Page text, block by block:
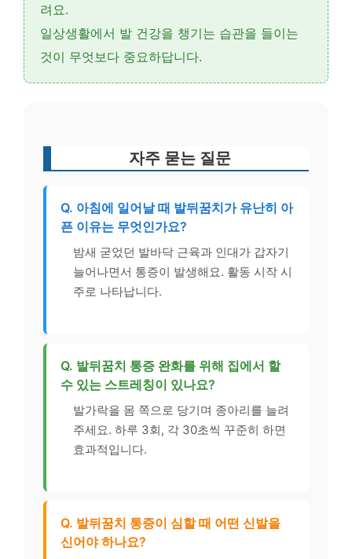
려요.
일상생활에서 발 건강을 챙기는 습관을 들이는
것이 무엇보다 중요하답니다.
자주 묻는 질문
Q. 아침에 일어날 때 발뒤꿈치가 유난히 아
픈 이유는 무엇인가요?
밤새 굳었던 발바닥 근육과 인대가 갑자기
늘어나면서 통증이 발생해요. 활동 시작 시
주로 나타납니다.
Q. 발뒤꿈치 통증 완화를 위해 집에서 할
수 있는 스트레칭이 있나요?
발가락을 몸 쪽으로 당기며 종아리를 늘려
주세요. 하루 3회, 각 30초씩 꾸준히 하면
효과적입니다.
Q. 발뒤꿈치 통증이 심할 때 어떤 신발을
신어야 하나요?